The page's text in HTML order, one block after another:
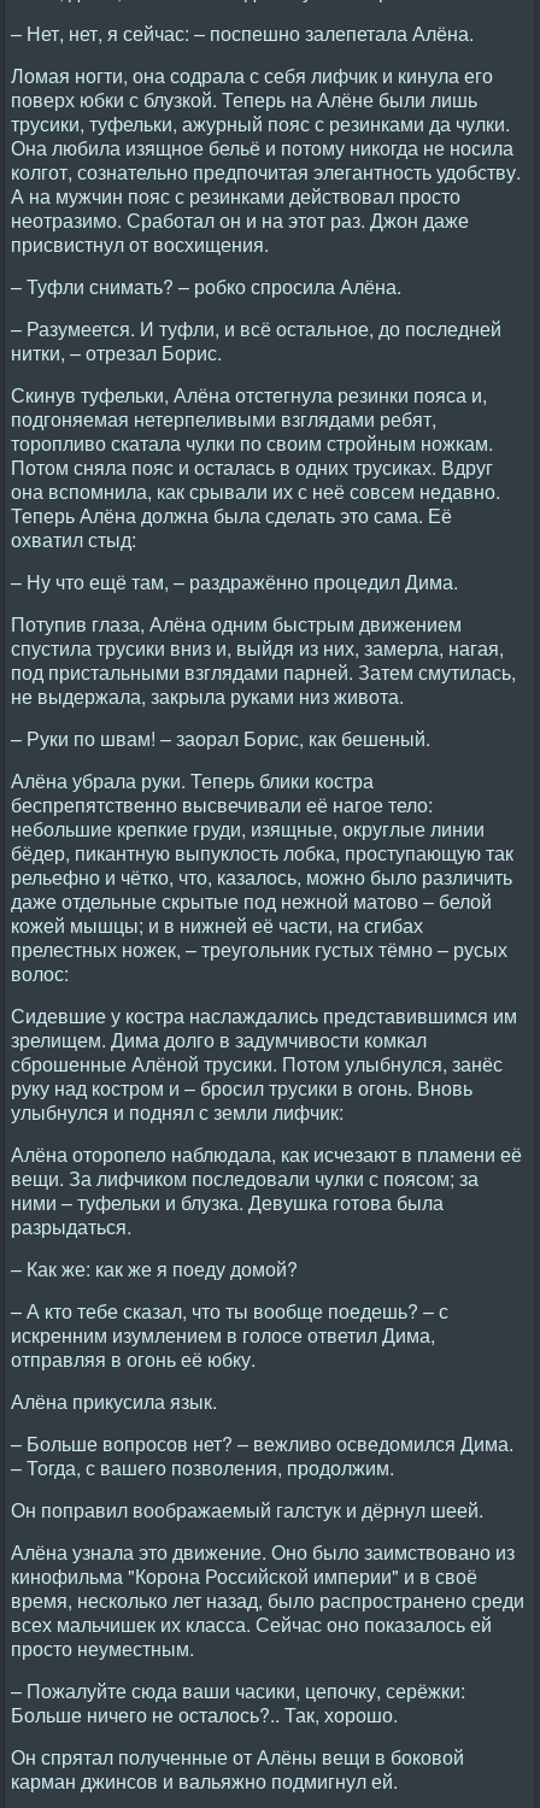
– Нет, нет, я сейчас: – поспешно залепетала Алёна.
Ломая ногти, она содрала с себя лифчик и кинула его
поверх юбки с блузкой. Теперь на Алёне были лишь
трусики, туфельки, ажурный пояс с резинками да чулки.
Она любила изящное бельё и потому никогда не носила
колгот, сознательно предпочитая элегантность удобству.
А на мужчин пояс с резинками действовал просто
неотразимо. Сработал он и на этот раз. Джон даже
присвистнул от восхищения.
– Туфли снимать? – робко спросила Алёна.
– Разумеется. И туфли, и всё остальное, до последней
нитки, – отрезал Борис.
Скинув туфельки, Алёна отстегнула резинки пояса и,
подгоняемая нетерпеливыми взглядами ребят,
торопливо скатала чулки по своим стройным ножкам.
Потом сняла пояс и осталась в одних трусиках. Вдруг
она вспомнила, как срывали их с неё совсем недавно.
Теперь Алёна должна была сделать это сама. Её
охватил стыд:
– Ну что ещё там, – раздражённо процедил Дима.
Потупив глаза, Алёна одним быстрым движением
спустила трусики вниз и, выйдя из них, замерла, нагая,
под пристальными взглядами парней. Затем смутилась,
не выдержала, закрыла руками низ живота.
– Руки по швам! – заорал Борис, как бешеный.
Алёна убрала руки. Теперь блики костра
беспрепятственно высвечивали её нагое тело:
небольшие крепкие груди, изящные, округлые линии
бёдер, пикантную выпуклость лобка, проступающую так
рельефно и чётко, что, казалось, можно было различить
даже отдельные скрытые под нежной матово – белой
кожей мышцы; и в нижней её части, на сгибах
прелестных ножек, – треугольник густых тёмно – русых
волос:
Сидевшие у костра наслаждались представившимся им
зрелищем. Дима долго в задумчивости комкал
сброшенные Алёной трусики. Потом улыбнулся, занёс
руку над костром и – бросил трусики в огонь. Вновь
улыбнулся и поднял с земли лифчик:
Алёна оторопело наблюдала, как исчезают в пламени её
вещи. За лифчиком последовали чулки с поясом; за
ними – туфельки и блузка. Девушка готова была
разрыдаться.
– Как же: как же я поеду домой?
– А кто тебе сказал, что ты вообще поедешь? – с
искренним изумлением в голосе ответил Дима,
отправляя в огонь её юбку.
Алёна прикусила язык.
– Больше вопросов нет? – вежливо осведомился Дима.
– Тогда, с вашего позволения, продолжим.
Он поправил воображаемый галстук и дёрнул шеей.
Алёна узнала это движение. Оно было заимствовано из
кинофильма "Корона Российской империи" и в своё
время, несколько лет назад, было распространено среди
всех мальчишек их класса. Сейчас оно показалось ей
просто неуместным.
– Пожалуйте сюда ваши часики, цепочку, серёжки:
Больше ничего не осталось?.. Так, хорошо.
Он спрятал полученные от Алёны вещи в боковой
карман джинсов и вальяжно подмигнул ей.